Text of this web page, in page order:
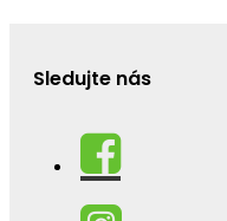
Sledujte nás